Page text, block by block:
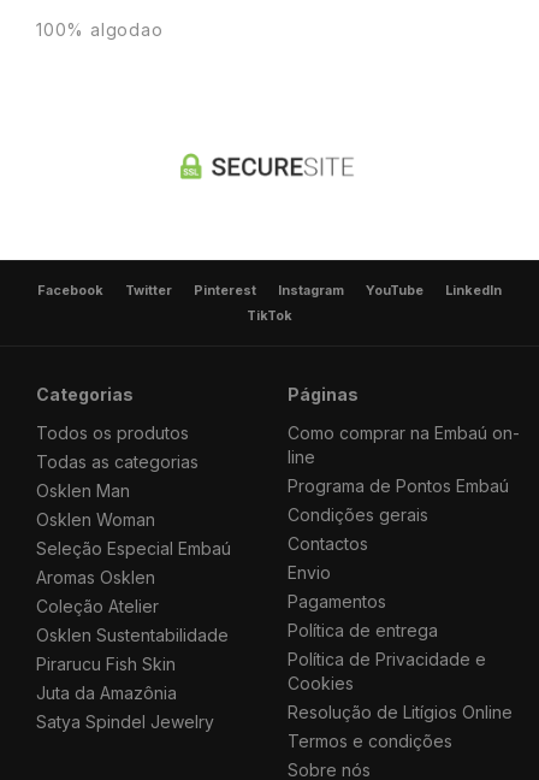
100% algodao
Facebook Twitter Pinterest Instagram YouTube
LinkedIn
TikTok
Categorias
Todos os produtos
Todas as categorias
Osklen Man
Osklen Woman
Seleção Especial Embaú
Aromas Osklen
Coleção Atelier
Osklen Sustentabilidade
Pirarucu Fish Skin
Juta da Amazônia
Satya Spindel Jewelry
Páginas
Como comprar na Embaú on-
line
Programa de Pontos Embaú
Condições gerais
Contactos
Envio
Pagamentos
Política de entrega
Política de Privacidade e
Cookies
Resolução de Litígios Online
Termos e condições
Sobre nós